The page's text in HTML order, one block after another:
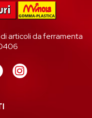
articoli da ferramenta